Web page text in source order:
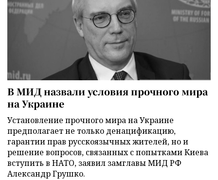
В МИД назвали условия прочного мира
на Украине
Установление прочного мира на Украине
предполагает не только денацификацию,
гарантии прав русскоязычных жителей, но и
решение вопросов, связанных с попытками Киева
вступить в НАТО, заявил замглавы МИД РФ
Александр Грушко.